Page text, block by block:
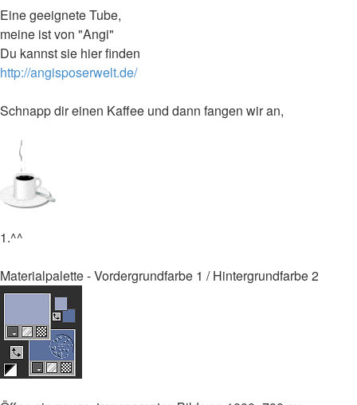
Eine geeignete Tube,
meine ist von "Angi"
Du kannst sie hier finden
http://angisposerwelt.de/
Schnapp dir einen Kaffee und dann fangen wir an,
1.^^
Materialpalette - Vordergrundfarbe 1 / Hintergrundfarbe 2